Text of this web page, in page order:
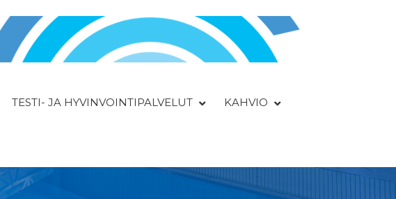
TESTI- JA HYVINVOINTIPALVELUT KAHVIO